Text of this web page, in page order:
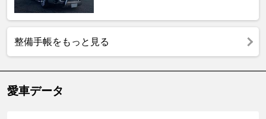
整備手帳をもっと見る
愛車データ